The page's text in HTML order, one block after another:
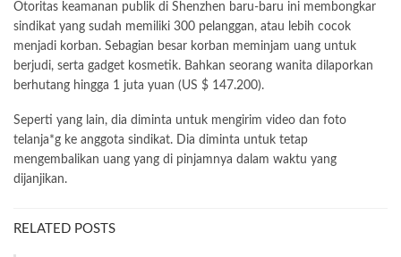
Otoritas keamanan publik di Shenzhen baru-baru ini membongkar
sindikat yang sudah memiliki 300 pelanggan, atau lebih cocok
menjadi korban. Sebagian besar korban meminjam uang untuk
berjudi, serta gadget kosmetik. Bahkan seorang wanita dilaporkan
berhutang hingga 1 juta yuan (US $ 147.200).
Seperti yang lain, dia diminta untuk mengirim video dan foto
telanja*g ke anggota sindikat. Dia diminta untuk tetap
mengembalikan uang yang di pinjamnya dalam waktu yang
dijanjikan.
RELATED POSTS